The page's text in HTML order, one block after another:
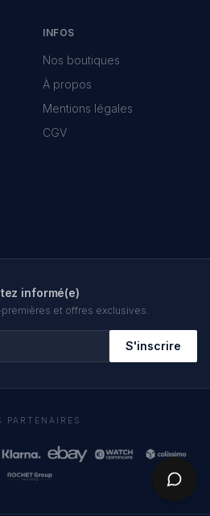
INFOS
Nos boutiques
À propos
Mentions légales
CGV
informé(e)
premières et offres exclusives.
S'inscrire
PARTENAIRES